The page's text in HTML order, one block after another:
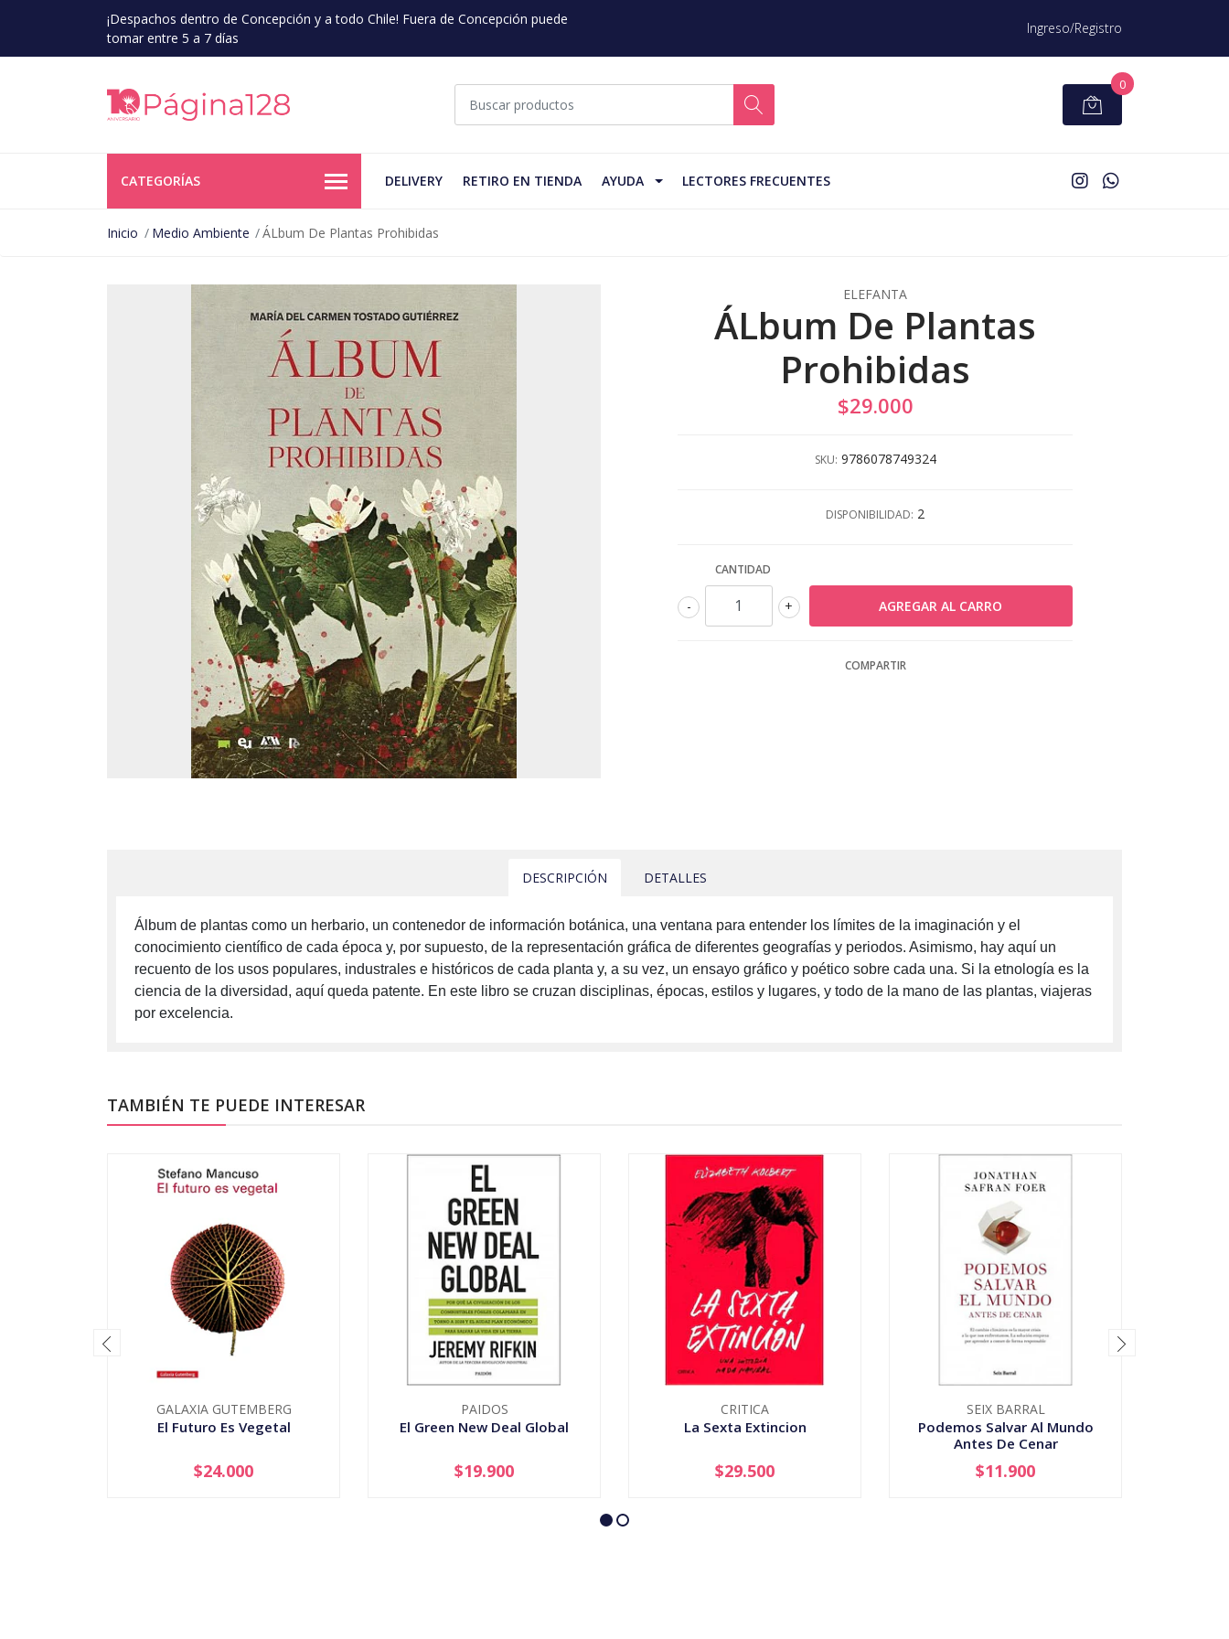
¡Despachos dentro de Concepción y a todo Chile! Fuera de Concepción puede
tomar entre 5 a 7 días
Ingreso/Registro
0
CATEGORÍAS DELIVERY RETIRO EN TIENDA AYUDA LECTORES FRECUENTES
Inicio Medio Ambiente ÁLbum De Plantas Prohibidas
ELEFANTA
ÁLbum De Plantas
Prohibidas
$29.000
SKU: 9786078749324
DISPONIBILIDAD: 2
CANTIDAD
+
-
COMPARTIR
DESCRIPCIÓN DETALLES
Álbum de plantas como un herbario, un contenedor de información botánica, una ventana para entender los límites de la imaginación y el
conocimiento científico de cada época y, por supuesto, de la representación gráfica de diferentes geografías y periodos. Asimismo, hay aquí un
recuento de los usos populares, industrales e históricos de cada planta y, a su vez, un ensayo gráfico y poético sobre cada una. Si la etnología es la
ciencia de la diversidad, aquí queda patente. En este libro se cruzan disciplinas, épocas, estilos y lugares, y todo de la mano de las plantas, viajeras
por excelencia.
TAMBIÉN TE PUEDE INTERESAR
GALAXIA GUTEMBERG
El Futuro Es Vegetal
+
$24.000
PAIDOS
El Green New Deal Global
+
$19.900
CRITICA
La Sexta Extincion
+
$29.500
SEIX BARRAL
Podemos Salvar Al Mundo
Antes De Cenar
+
$11.900